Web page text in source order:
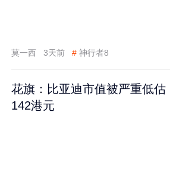
莫一西 3天前 # 神行者8
花旗：比亚迪市值被严重低估
142港元